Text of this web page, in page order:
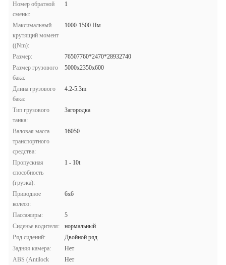
Номер обратной
смены:
1
Максимальный
крутящий момент
((Nm):
1000-1500 Нм
Размер:
76507760*2470*28932740
Размер грузового
бака:
5000х2350х600
Длина грузового
бака:
4.2-5.3m
Тип грузового
танка:
Загородка
Валовая масса
транспортного
средства:
16050
Пропускная
способность
(грузка):
1 - 10t
Приводное
колесо:
6x6
Пассажиры:
5
Сиденье водителя:
нормальный
Ряд сидений:
Двойной ряд
Задняя камера:
Нет
ABS (Antilock
Нет